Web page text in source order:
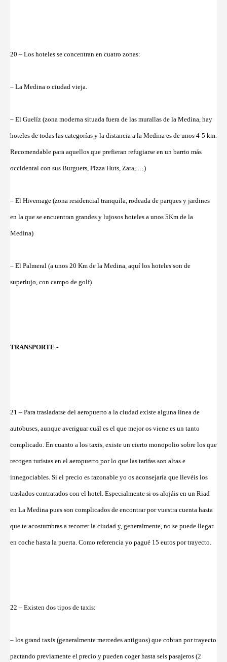
20 – Los hoteles se concentran en cuatro zonas:
– La Medina o ciudad vieja.
– El Guelíz (zona moderna situada fuera de las murallas de la Medina, hay
hoteles de todas las categorías y la distancia a la Medina es de unos 4-5 km.
Recomendable para aquellos que prefieran refugiarse en un barrio más
occidental con sus Burguers, Pizza Huts, Zara, …)
– El Hivernage (zona residencial tranquila, rodeada de parques y jardines
en la que se encuentran grandes y lujosos hoteles a unos 5Km de la
Medina)
– El Palmeral (a unos 20 Km de la Medina, aquí los hoteles son de
superlujo, con campo de golf)
TRANSPORTE .-
21 – Para trasladarse del aeropuerto a la ciudad existe alguna línea de
autobuses, aunque averiguar cuál es el que mejor os viene es un tanto
complicado. En cuanto a los taxis, existe un cierto monopolio sobre los que
recogen turistas en el aeropuerto por lo que las tarifas son altas e
innegociables. Si el precio es razonable yo os aconsejaría que llevéis los
traslados contratados con el hotel. Especialmente si os alojáis en un Riad
en La Medina pues son complicados de encontrar por vuestra cuenta hasta
que te acostumbras a recorrer la ciudad y, generalmente, no se puede llegar
en coche hasta la puerta. Como referencia yo pagué 15 euros por trayecto.
22 – Existen dos tipos de taxis:
– los grand taxis (generalmente mercedes antiguos) que cobran por trayecto
pactando previamente el precio y pueden coger hasta seis pasajeros (2